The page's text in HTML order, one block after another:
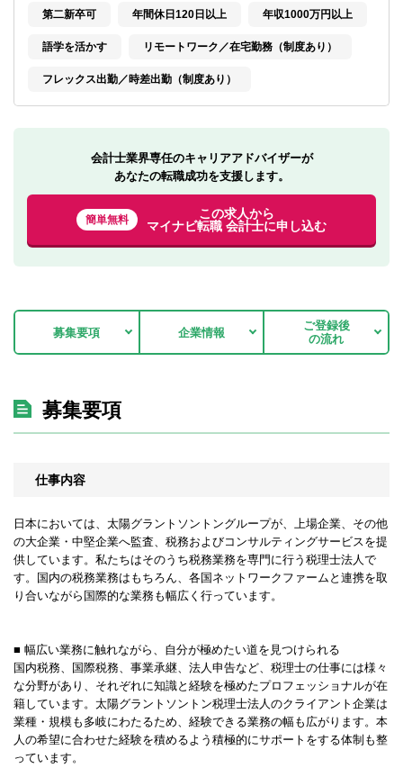
ご利用ガイド
非公開求人とは？
サービス紹介
業界情報
求人情報
第二新卒可 年間休日120日以上 年収1000万円以上
語学を活かす リモートワーク／在宅勤務（制度あり）
フレックス出勤／時差出勤（制度あり）
会計士業界専任のキャリアアドバイザーが
あなたの転職成功を支援します。
簡単無料
この求人から
マイナビ転職 会計士に申し込む
募集要項 企業情報
ご登録後
の流れ
募集要項
仕事内容
日本においては、太陽グラントソントングループが、上場企業、その他
の大企業・中堅企業へ監査、税務およびコンサルティングサービスを提
供しています。私たちはそのうち税務業務を専門に行う税理士法人で
す。国内の税務業務はもちろん、各国ネットワークファームと連携を取
り合いながら国際的な業務も幅広く行っています。
■ 幅広い業務に触れながら、自分が極めたい道を見つけられる
国内税務、国際税務、事業承継、法人申告など、税理士の仕事には様々
な分野があり、それぞれに知識と経験を極めたプロフェッショナルが在
籍しています。太陽グラントソントン税理士法人のクライアント企業は
業種・規模も多岐にわたるため、経験できる業務の幅も広がります。本
人の希望に合わせた経験を積めるよう積極的にサポートをする体制も整
っています。